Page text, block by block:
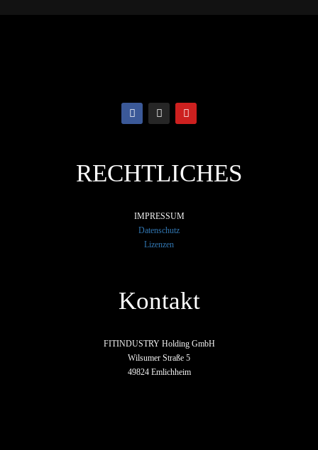
RECHTLICHES
IMPRESSUM
Datenschutz
Lizenzen
Kontakt
FITINDUSTRY Holding GmbH
Wilsumer Straße 5
49824 Emlichheim